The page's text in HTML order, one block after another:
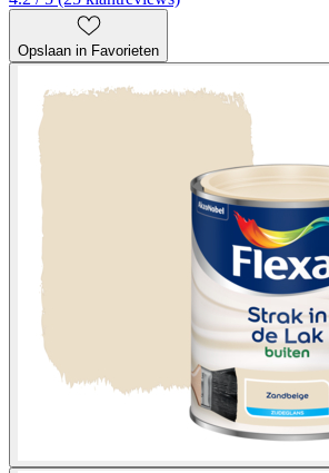
Opslaan in Favorieten